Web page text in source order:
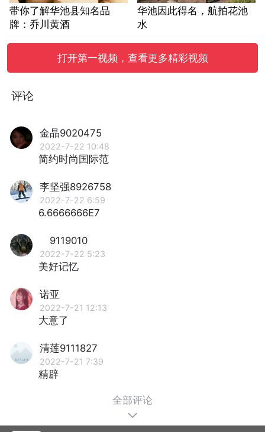
带你了解华池县知名品
牌：乔川黄酒
华池因此得名，航拍花池
水
打开第一视频，查看更多精彩视频
评论
金晶9020475
2022-7-22 10:48
简约时尚国际范
李坚强8926758
2022-7-22 6:59
6.6666666E7
9119010
2022-7-22 5:23
美好记忆
诺亚
2022-7-21 12:13
大意了
清莲9111827
2022-7-21 7:39
精辟
全部评论